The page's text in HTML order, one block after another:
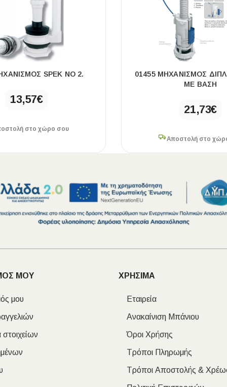
Μοντέρνο
ΔΕΣ ΤΟ
SPEK ΝΟ 2.
13,57€
στο χώρο σου
01455 ΜΗΧΑΝΙΣΜΌΣ
ΜΕ ΒΆΣΗ
21,73€
Αποστολή στο
ΜΟΥ
μου
ΧΡΗΣΙΜΑ
Εταιρεία
Ανακαίνιση Μπάνιου
Όροι Χρήσης
Τρόποι Πληρωμής
Τρόποι Αποστολής &